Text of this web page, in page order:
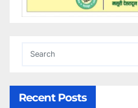
Recent Posts